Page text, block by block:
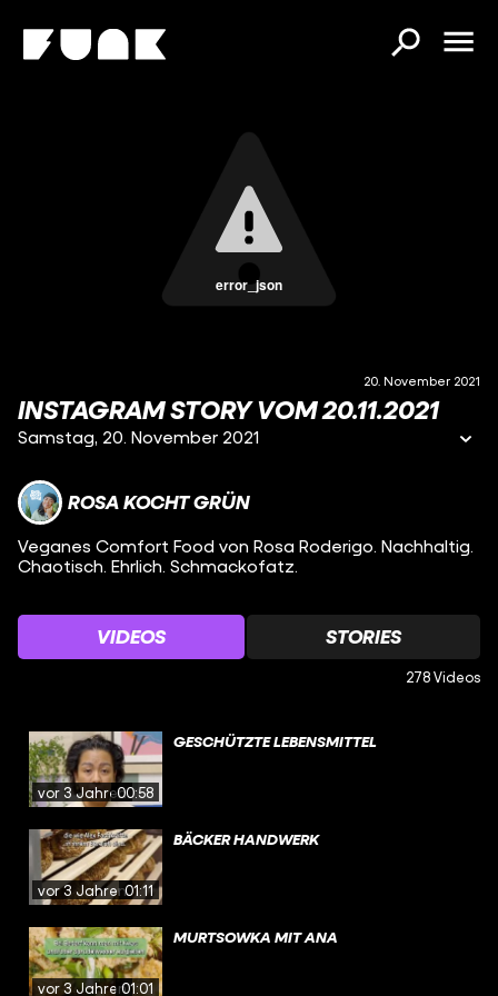
error_json
20. November 2021
INSTAGRAM STORY VOM 20.11.2021
Samstag, 20. November 2021
ROSA KOCHT GRÜN
Veganes Comfort Food von Rosa Roderigo. Nachhaltig.
Chaotisch. Ehrlich. Schmackofatz.
VIDEOS STORIES
278 Videos
vor 3 Jahren00:58
GESCHÜTZTE LEBENSMITTEL
vor 3 Jahren01:11
BÄCKER HANDWERK
vor 3 Jahren01:01
MURTSOWKA MIT ANA